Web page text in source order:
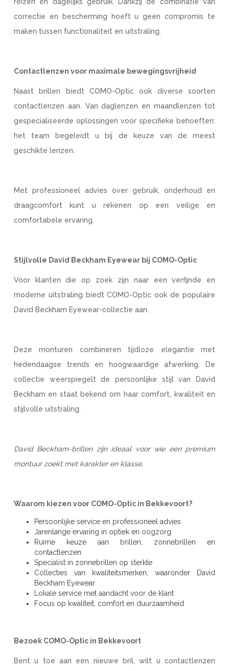
correctie en bescherming hoeft u geen compromis te
maken tussen functionaliteit en uitstraling.
Contactlenzen voor maximale bewegingsvrijheid
Naast brillen biedt COMO-Optic ook diverse soorten
contactlenzen aan. Van daglenzen en maandlenzen tot
gespecialiseerde oplossingen voor specifieke behoeften:
het team begeleidt u bij de keuze van de meest
geschikte lenzen.
Met professioneel advies over gebruik, onderhoud en
draagcomfort kunt u rekenen op een veilige en
comfortabele ervaring.
Stijlvolle David Beckham Eyewear bij COMO-Optic
Voor klanten die op zoek zijn naar een verfijnde en
moderne uitstraling biedt COMO-Optic ook de populaire
David Beckham Eyewear-collectie aan.
Deze monturen combineren tijdloze elegantie met
hedendaagse trends en hoogwaardige afwerking. De
collectie weerspiegelt de persoonlijke stijl van David
Beckham en staat bekend om haar comfort, kwaliteit en
stijlvolle uitstraling.
David Beckham-brillen zijn ideaal voor wie een premium
montuur zoekt met karakter en klasse.
Waarom kiezen voor COMO-Optic in Bekkevoort?
Persoonlijke service en professioneel advies
Jarenlange ervaring in optiek en oogzorg
Ruime keuze aan brillen, zonnebrillen en
contactlenzen
Specialist in zonnebrillen op sterkte
Collecties van kwaliteitsmerken, waaronder David
Beckham Eyewear
Lokale service met aandacht voor de klant
Focus op kwaliteit, comfort en duurzaamheid
Bezoek COMO-Optic in Bekkevoort
Bent u toe aan een nieuwe bril, wilt u contactlenzen